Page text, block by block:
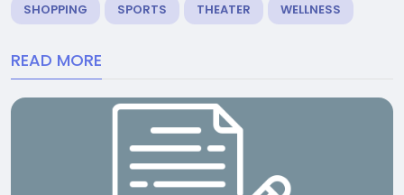
SHOPPING
SPORTS THEATER WELLNESS
READ MORE